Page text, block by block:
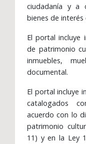
ciudadanía y a
bienes de interés
El portal incluye
de patrimonio
inmuebles,
documental.
El portal incluye
catalogados
acuerdo con lo
patrimonio
11) y en la Ley